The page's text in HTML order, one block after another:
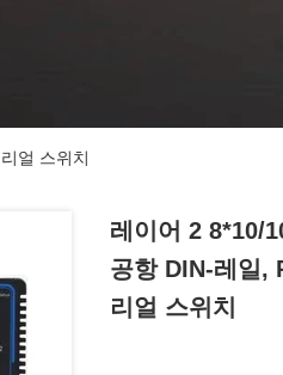
얼 스위치
레이어 2 8*10/
공항 DIN-레일,
리얼 스위치